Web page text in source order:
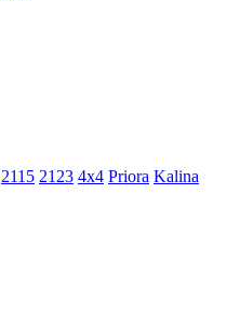
2115 2123 4x4 Priora Kalina